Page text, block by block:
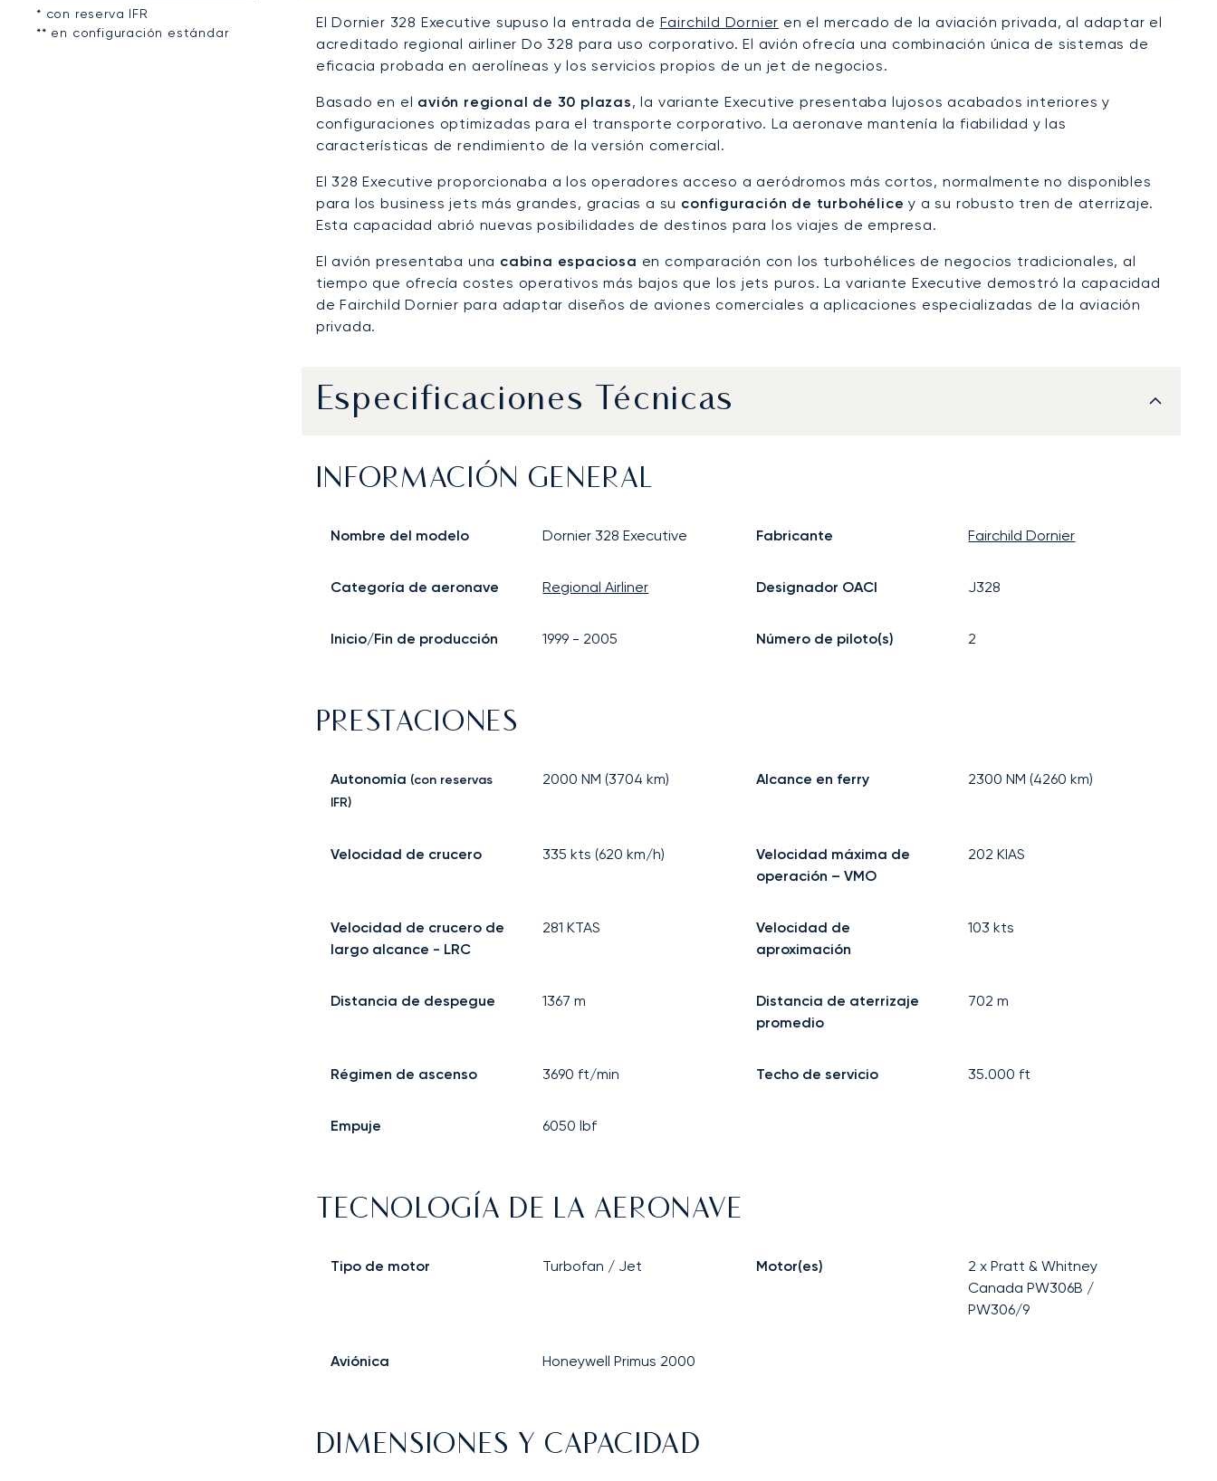
* con reserva IFR
** en configuración estándar
El Dornier 328 Executive supuso la entrada de Fairchild Dornier en el mercado de la aviación privada, al adaptar el
acreditado regional airliner Do 328 para uso corporativo. El avión ofrecía una combinación única de sistemas de
eficacia probada en aerolíneas y los servicios propios de un jet de negocios.
Basado en el avión regional de 30 plazas, la variante Executive presentaba lujosos acabados interiores y
configuraciones optimizadas para el transporte corporativo. La aeronave mantenía la fiabilidad y las
características de rendimiento de la versión comercial.
El 328 Executive proporcionaba a los operadores acceso a aeródromos más cortos, normalmente no disponibles
para los business jets más grandes, gracias a su configuración de turbohélice y a su robusto tren de aterrizaje.
Esta capacidad abrió nuevas posibilidades de destinos para los viajes de empresa.
El avión presentaba una cabina espaciosa en comparación con los turbohélices de negocios tradicionales, al
tiempo que ofrecía costes operativos más bajos que los jets puros. La variante Executive demostró la capacidad
de Fairchild Dornier para adaptar diseños de aviones comerciales a aplicaciones especializadas de la aviación
privada.
Especificaciones Técnicas
INFORMACIÓN GENERAL
Nombre del modelo Dornier 328 Executive Fabricante Fairchild Dornier
Categoría de aeronave Regional Airliner Designador OACI J328
Inicio/Fin de producción 1999 - 2005 Número de piloto(s) 2
PRESTACIONES
Autonomía (con reservas
IFR)
2000 NM (3704 km) Alcance en ferry 2300 NM (4260 km)
Velocidad de crucero 335 kts (620 km/h)
Velocidad máxima de
operación – VMO
202 KIAS
Velocidad de crucero de
largo alcance - LRC
281 KTAS
Velocidad de
aproximación
103 kts
Distancia de despegue 1367 m
Distancia de aterrizaje
promedio
702 m
Régimen de ascenso 3690 ft/min Techo de servicio 35.000 ft
Empuje 6050 lbf
TECNOLOGÍA DE LA AERONAVE
Tipo de motor Turbofan / Jet Motor(es)
2 x Pratt & Whitney
Canada PW306B /
PW306/9
Aviónica Honeywell Primus 2000
DIMENSIONES Y CAPACIDAD